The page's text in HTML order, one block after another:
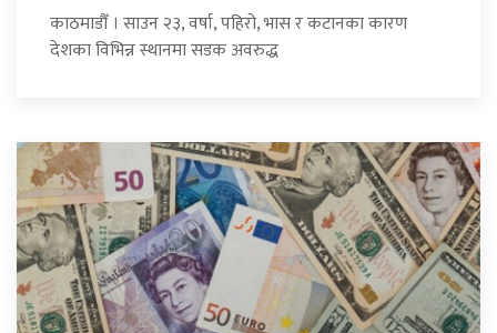
काठमाडौँ । साउन २३, वर्षा, पहिरो, भास र कटानका कारण
देशका विभिन्न स्थानमा सडक अवरुद्ध